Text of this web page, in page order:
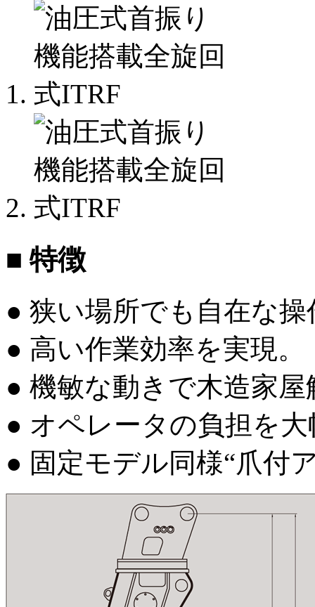
■ 特徴
● 狭い場所でも自在な
● 高い作業効率を実現。
● 機敏な動きで木造家
● オペレータの負担を
● 固定モデル同様“爪付